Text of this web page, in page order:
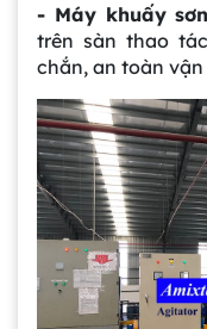
- Máy khuấy
trên sàn thao
chắn, an toàn